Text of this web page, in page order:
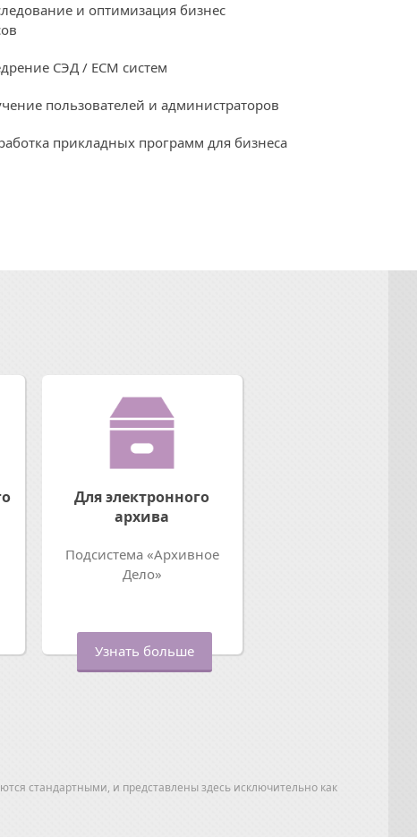
и оптимизация бизнес
СЭД / ECM систем
пользователей и администраторов
прикладных программ для бизнеса
Для электронного
архива
Подсистема «Архивное
Дело»
Узнать больше
стандартными, и представлены здесь исключительно как